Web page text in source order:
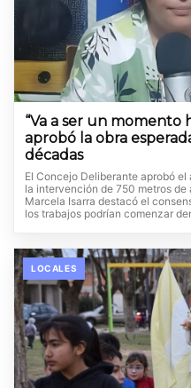
“Va a ser un momento
aprobó la obra
décadas
El Concejo Deliberante aprobó
la intervención de 750 metros
Marcela Isarra destacó el
los trabajos podrían comenzar
LOCALES